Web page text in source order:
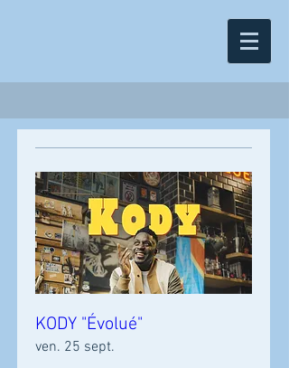
KODY "Évolué"
ven. 25 sept.